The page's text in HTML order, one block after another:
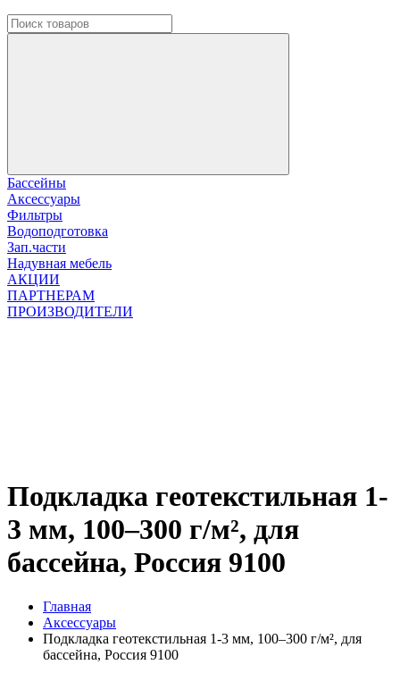
Бассейны
Аксессуары
Фильтры
Водоподготовка
Зап.части
Надувная мебель
АКЦИИ
ПАРТНЕРАМ
ПРОИЗВОДИТЕЛИ
Подкладка геотекстильная 1-
3 мм, 100–300 г/м², для
бассейна, Россия 9100
Главная
Аксессуары
Подкладка геотекстильная 1-3 мм, 100–300 г/м², для
бассейна, Россия 9100